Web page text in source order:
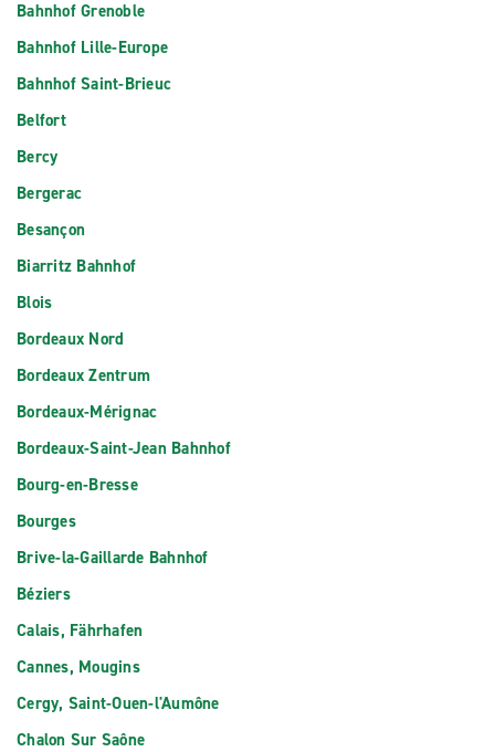
Bahnhof Grenoble
Bahnhof Lille-Europe
Bahnhof Saint-Brieuc
Belfort
Bercy
Bergerac
Besançon
Biarritz Bahnhof
Blois
Bordeaux Nord
Bordeaux Zentrum
Bordeaux-Mérignac
Bordeaux-Saint-Jean Bahnhof
Bourg-en-Bresse
Bourges
Brive-la-Gaillarde Bahnhof
Béziers
Calais, Fährhafen
Cannes, Mougins
Cergy, Saint-Ouen-l'Aumône
Chalon Sur Saône